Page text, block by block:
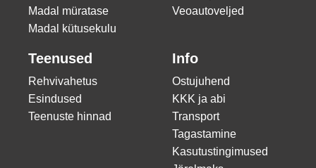
Madal müratase
Madal kütusekulu
Veoautoveljed
Teenused
Rehvivahetus
Esindused
Teenuste hinnad
Info
Ostujuhend
KKK ja abi
Transport
Tagastamine
Kasutustingimused